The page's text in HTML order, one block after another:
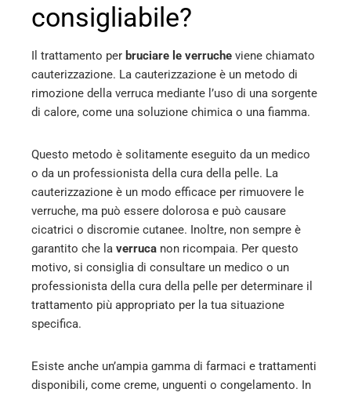
consigliabile?
Il trattamento per bruciare le verruche viene chiamato
cauterizzazione. La cauterizzazione è un metodo di
rimozione della verruca mediante l’uso di una sorgente
di calore, come una soluzione chimica o una fiamma.
Questo metodo è solitamente eseguito da un medico
o da un professionista della cura della pelle. La
cauterizzazione è un modo efficace per rimuovere le
verruche, ma può essere dolorosa e può causare
cicatrici o discromie cutanee. Inoltre, non sempre è
garantito che la verruca non ricompaia. Per questo
motivo, si consiglia di consultare un medico o un
professionista della cura della pelle per determinare il
trattamento più appropriato per la tua situazione
specifica.
Esiste anche un’ampia gamma di farmaci e trattamenti
disponibili, come creme, unguenti o congelamento. In